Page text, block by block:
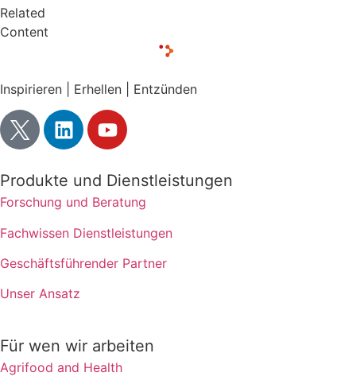
Related
Content
Inspirieren | Erhellen | Entzünden
Produkte und Dienstleistungen
Forschung und Beratung
Fachwissen Dienstleistungen
Geschäftsführender Partner
Unser Ansatz
Für wen wir arbeiten
Agrifood and Health